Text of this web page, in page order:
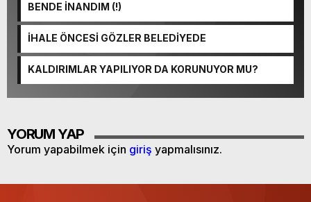
BENDE İNANDIM (!)
İHALE ÖNCESİ GÖZLER BELEDİYEDE
KALDIRIMLAR YAPILIYOR DA KORUNUYOR MU?
YORUM YAP
Yorum yapabilmek için giriş yapmalısınız.